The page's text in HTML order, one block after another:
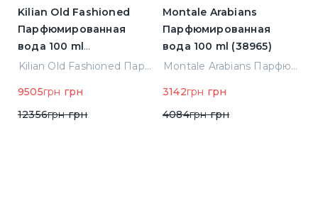
Kilian Old Fashioned
Парфюмированная
вода 100 ml
(3700550240723)
Kilian Old Fashioned Парфюмированная вода 100 ml (3700550240723)
9505грн грн
12356грнгрн
Montale Arabians
Парфюмированная
вода 100 ml (38965)
Montale Arabians Парфюмированная вода 100 ml (38965)
3142грн грн
4084грнгрн